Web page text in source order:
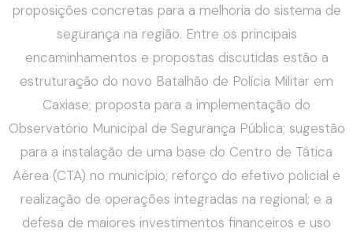
proposições concretas para a melhoria do sistema de
segurança na região. Entre os principais
encaminhamentos e propostas discutidas estão a
estruturação do novo Batalhão de Polícia Militar em
Caxiase; proposta para a implementação do
Observatório Municipal de Segurança Pública; sugestão
para a instalação de uma base do Centro de Tática
Aérea (CTA) no município; reforço do efetivo policial e
realização de operações integradas na regional; e a
defesa de maiores investimentos financeiros e uso